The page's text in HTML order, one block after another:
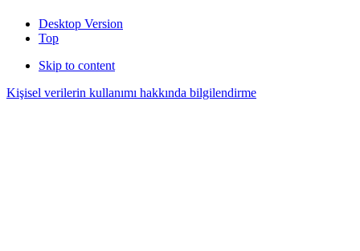
Desktop Version
Top
Skip to content
Kişisel verilerin kullanımı hakkında bilgilendirme